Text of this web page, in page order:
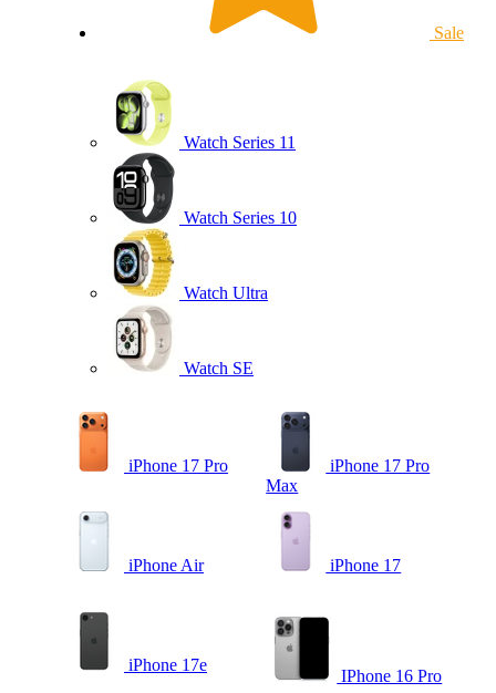
Sale
Watch Series 11
Watch Series 10
Watch Ultra
Watch SE
iPhone 17 Pro
iPhone 17 Pro
Max
iPhone Air iPhone 17
iPhone 17e
IPhone 16 Pro